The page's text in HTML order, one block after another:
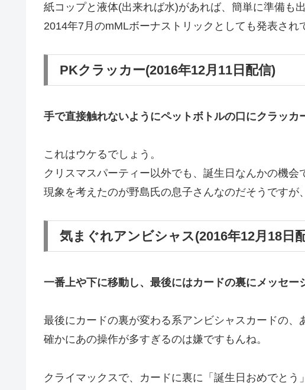
紙コップと液体(出来れば水)があれば、簡単に準備も
2014年7月のmMLボーナストリックとしても発表され
PKクラッカー(2016年12月11日配信)
手で直接触れないようにペットボトルの口にクラッカ
これはウケるでしょう。
クリスマスパーティー以外でも、誕生日なんかの機会
現象を考えたのが野島氏の息子さんなのだそうですが
気まぐれアンビシャス(2016年12月18日
一番上や下に移動し、最後にはカードの裏にメッセー
最後にカードの裏が変わる系アンビシャスカードの、
確かにあの操作が多すぎるのは嫌ですもんね。
クライマックスで、カードに裏に「誕生日おめでとう